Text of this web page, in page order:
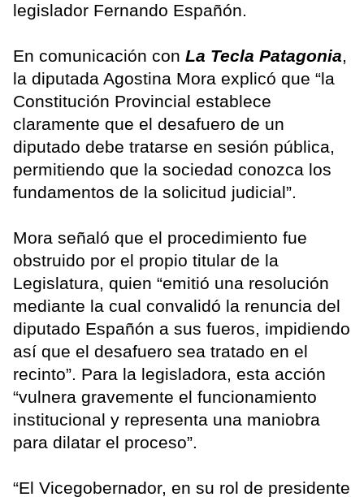
legislador Fernando Españón.
En comunicación con La Tecla Patagonia,
la diputada Agostina Mora explicó que “la
Constitución Provincial establece
claramente que el desafuero de un
diputado debe tratarse en sesión pública,
permitiendo que la sociedad conozca los
fundamentos de la solicitud judicial”.
Mora señaló que el procedimiento fue
obstruido por el propio titular de la
Legislatura, quien “emitió una resolución
mediante la cual convalidó la renuncia del
diputado Españón a sus fueros, impidiendo
así que el desafuero sea tratado en el
recinto”. Para la legisladora, esta acción
“vulnera gravemente el funcionamiento
institucional y representa una maniobra
para dilatar el proceso”.
“El Vicegobernador, en su rol de presidente